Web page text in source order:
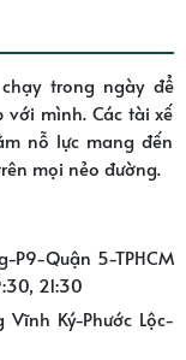
trong ngày để
mình. Các tài xế
nỗ lực mang đến
mọi nẻo đường.
P9-Quận 5-TPHCM
21:30
Vĩnh Ký-Phước Lộc-